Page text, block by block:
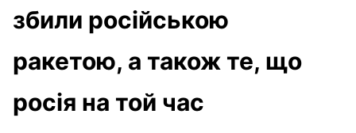
збили російською
ракетою, а також те, що
росія на той час